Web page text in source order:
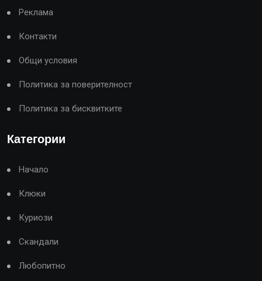
Реклама
Контакти
Общи условия
Политика за поверителност
Политика за бисквитките
Категории
Начало
Клюки
Куриози
Скандали
Любопитно